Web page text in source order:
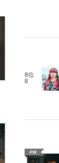
8位
8
PR